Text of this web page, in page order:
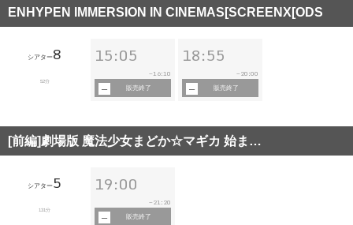
ENHYPEN IMMERSION IN CINEMAS[SCREENX[ODS
シアター8
52分
15:05
~16:10
販売終了
18:55
~ 20:00
販売終了
[前編]劇場版 魔法少女まどか☆マギカ 始ま…
シアター5
131分
19:00
~ 21:20
販売終了